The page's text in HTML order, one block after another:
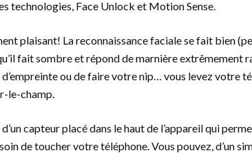
technologies, Face Unlock et Motion Sense.
plaisant! La reconnaissance faciale se fait bien
fait sombre et répond de marnière extrêmement
ou de faire votre nip… vous levez votre
le-champ.
capteur placé dans le haut de l’appareil qui
de toucher votre téléphone. Vous pouvez, d’un